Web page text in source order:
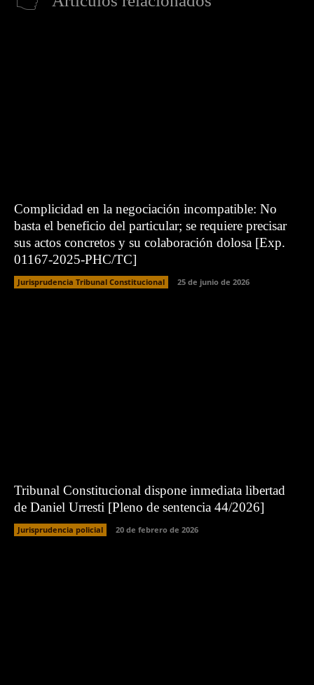
Complicidad en la negociación incompatible: No
basta el beneficio del particular; se requiere precisar
sus actos concretos y su colaboración dolosa [Exp.
01167-2025-PHC/TC]
Jurisprudencia Tribunal Constitucional 25 de junio de 2026
Tribunal Constitucional dispone inmediata libertad
de Daniel Urresti [Pleno de sentencia 44/2026]
Jurisprudencia policial 20 de febrero de 2026